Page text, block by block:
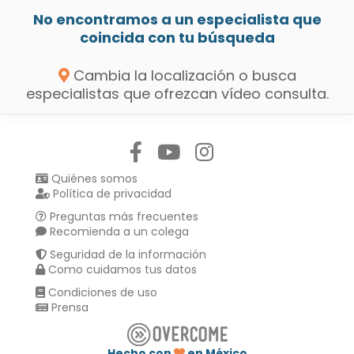
No encontramos a un especialista que
coincida con tu búsqueda
Cambia la localización o busca
especialistas que ofrezcan vídeo consulta.
Quiénes somos
Política de privacidad
Preguntas más frecuentes
Recomienda a un colega
Seguridad de la información
Como cuidamos tus datos
Condiciones de uso
Prensa